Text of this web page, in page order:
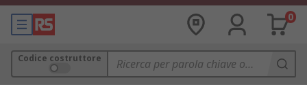
0
Codice costruttore